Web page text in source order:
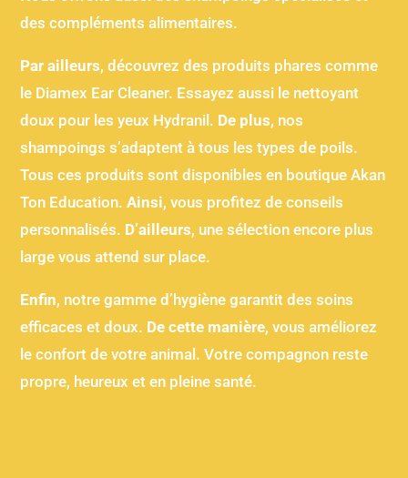
des compléments alimentaires.
Par ailleurs, découvrez des produits phares comme
le Diamex Ear Cleaner. Essayez aussi le nettoyant
doux pour les yeux Hydranil. De plus, nos
shampoings s’adaptent à tous les types de poils.
Tous ces produits sont disponibles en boutique Akan
Ton Education.Ainsi, vous profitez de conseils
personnalisés. D’ailleurs, une sélection encore plus
large vous attend sur place.
Enfin, notre gamme d’hygiène garantit des soins
efficaces et doux. De cette manière, vous améliorez
le confort de votre animal. Votre compagnon reste
propre, heureux et en pleine santé.